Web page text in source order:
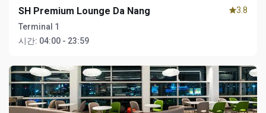
SH Premium Lounge Da Nang
Terminal 1
시간: 04:00 - 23:59
3.8